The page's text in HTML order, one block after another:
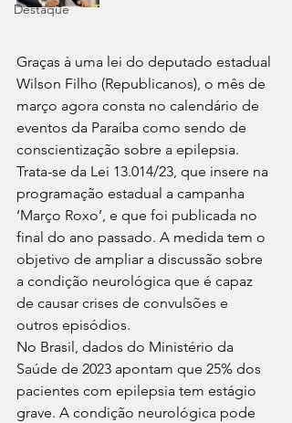
Destaque
Graças à uma lei do deputado estadual
Wilson Filho (Republicanos), o mês de
março agora consta no calendário de
eventos da Paraíba como sendo de
conscientização sobre a epilepsia.
Trata-se da Lei 13.014/23, que insere na
programação estadual a campanha
‘Março Roxo’, e que foi publicada no
final do ano passado. A medida tem o
objetivo de ampliar a discussão sobre
a condição neurológica que é capaz
de causar crises de convulsões e
outros episódios.
No Brasil, dados do Ministério da
Saúde de 2023 apontam que 25% dos
pacientes com epilepsia tem estágio
grave. A condição neurológica pode